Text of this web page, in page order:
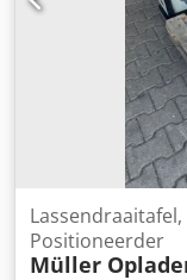
mm - Gewicht: ca.
Positioneerder
Müller